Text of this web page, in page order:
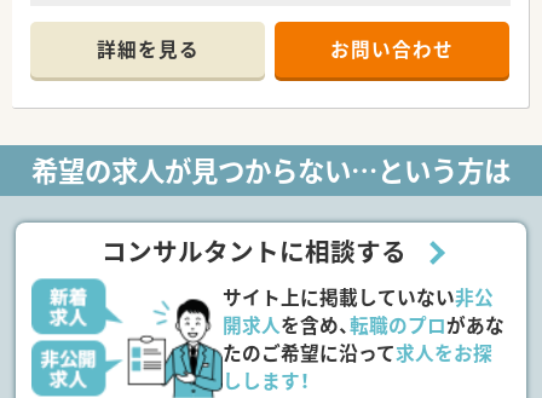
★広く、スペースに余裕のある店舗内で勤務されたい方
★地域医療に携わりたいというお気持ちがある方
★システム重視でご転職されたい方
詳細を見る お問い合わせ
希望の求人が見つからない…という方は
コンサルタントに相談する
サイト上に掲載していない非公
開求人を含め、転職のプロがあな
たのご希望に沿って求人をお探
しします！